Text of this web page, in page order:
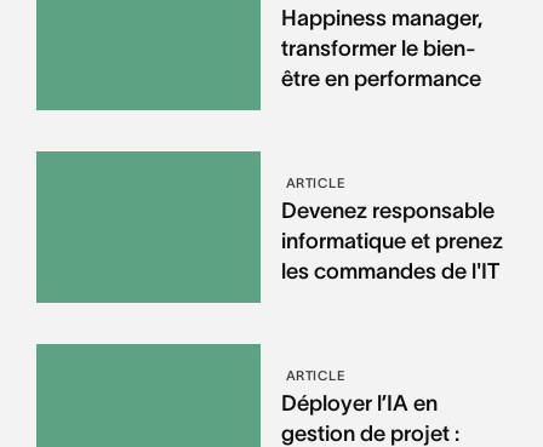
Happiness manager,
transformer le bien-
être en performance
ARTICLE
Devenez responsable
informatique et prenez
les commandes de l'IT
ARTICLE
Déployer l’IA en
gestion de projet :